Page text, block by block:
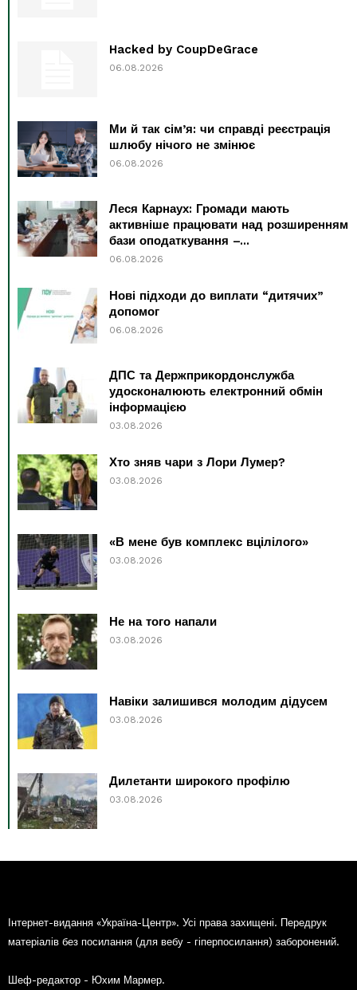
Hacked by CoupDeGrace
06.08.2026
Ми й так сім’я: чи справді реєстрація
шлюбу нічого не змінює
06.08.2026
Леся Карнаух: Громади мають
активніше працювати над розширенням
бази оподаткування –...
06.08.2026
Нові підходи до виплати “дитячих”
допомог
06.08.2026
ДПС та Держприкордонслужба
удосконалюють електронний обмін
інформацією
03.08.2026
Хто зняв чари з Лори Лумер?
03.08.2026
«В мене був комплекс вцілілого»
03.08.2026
Не на того напали
03.08.2026
Навіки залишився молодим дідусем
03.08.2026
Дилетанти широкого профілю
03.08.2026
Інтернет-видання «Україна-Центр». Усі права захищені. Передрук
матеріалів без посилання (для вебу - гіперпосилання) заборонений.
Шеф-редактор - Юхим Мармер.